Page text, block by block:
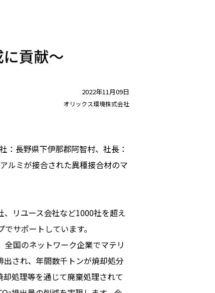
貢献～
2022年11月09日
オリックス環境株式会社
長野県下伊那郡阿智村、社長：
ルミが接合された異種接合材のマ
リユース会社など1000社を超え
サポートしています。
国のネットワーク企業でマテリ
され、年間数千トンが焼却処分
処理等を通じて廃棄処理されて